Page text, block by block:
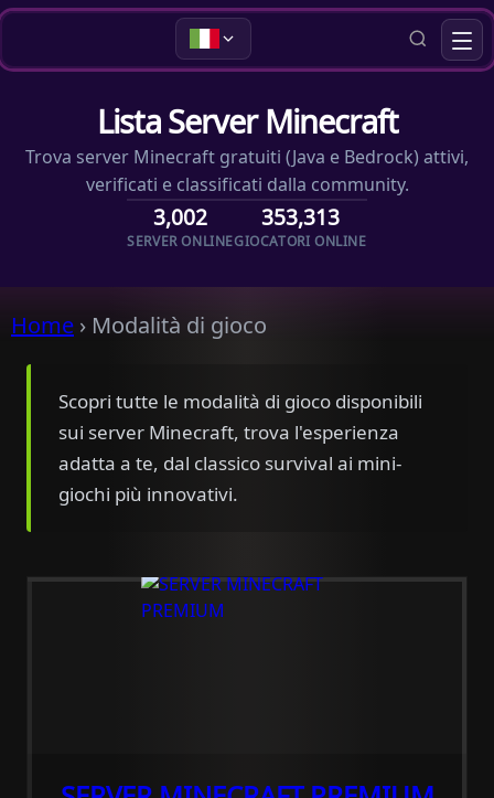
Lista Server Minecraft
Trova server Minecraft gratuiti (Java e Bedrock) attivi,
verificati e classificati dalla community.
3,002
SERVER ONLINE
353,313
GIOCATORI ONLINE
Home › Modalità di gioco
Scopri tutte le modalità di gioco disponibili
sui server Minecraft, trova l'esperienza
adatta a te, dal classico survival ai mini-
giochi più innovativi.